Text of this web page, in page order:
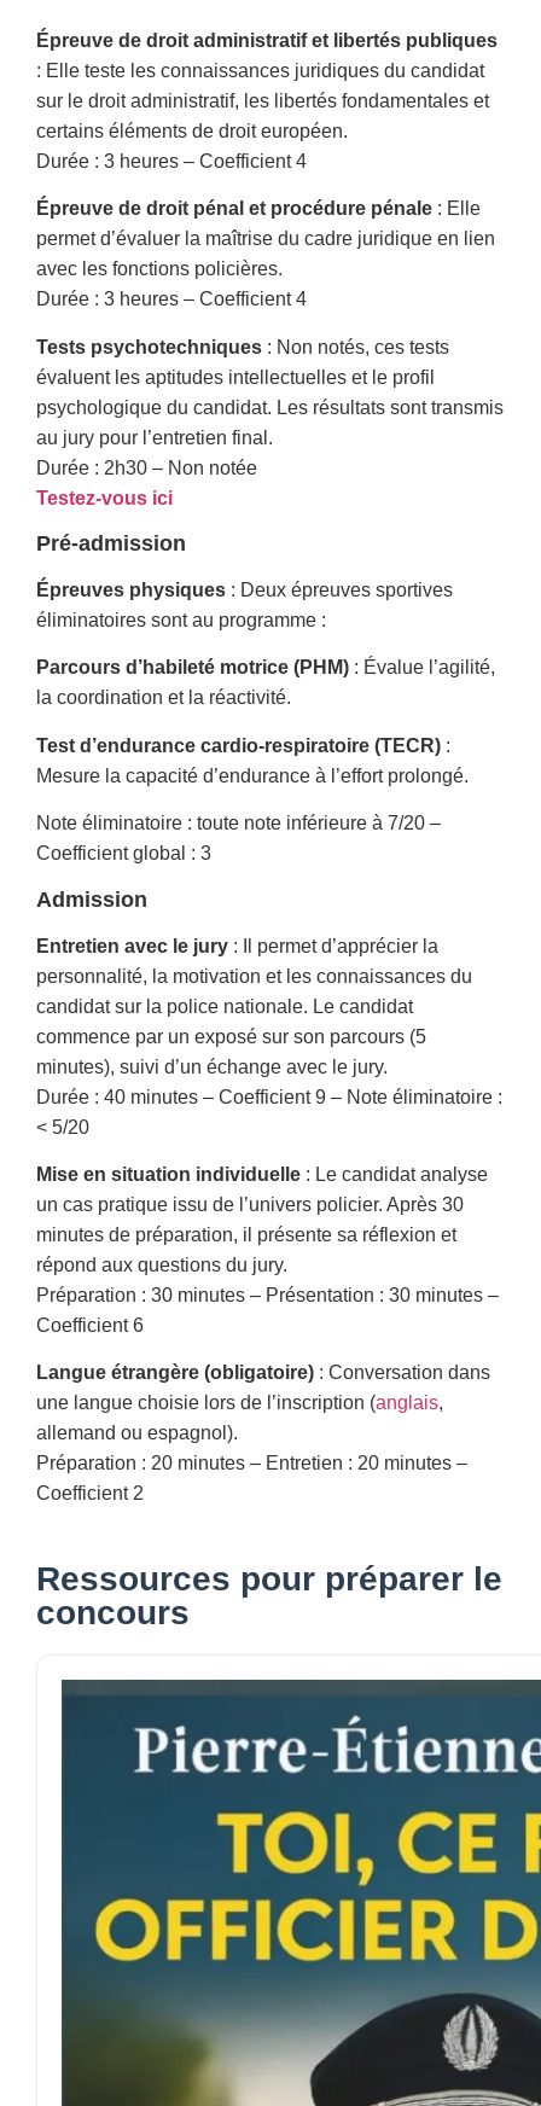
Épreuve de droit administratif et libertés publiques
: Elle teste les connaissances juridiques du candidat
sur le droit administratif, les libertés fondamentales et
certains éléments de droit européen.
Durée : 3 heures – Coefficient 4
Épreuve de droit pénal et procédure pénale : Elle
permet d’évaluer la maîtrise du cadre juridique en lien
avec les fonctions policières.
Durée : 3 heures – Coefficient 4
Tests psychotechniques : Non notés, ces tests
évaluent les aptitudes intellectuelles et le profil
psychologique du candidat. Les résultats sont transmis
au jury pour l’entretien final.
Durée : 2h30 – Non notée
Testez-vous ici
Pré-admission
Épreuves physiques : Deux épreuves sportives
éliminatoires sont au programme :
Parcours d’habileté motrice (PHM) : Évalue l’agilité,
la coordination et la réactivité.
Test d’endurance cardio-respiratoire (TECR) :
Mesure la capacité d’endurance à l’effort prolongé.
Note éliminatoire : toute note inférieure à 7/20 –
Coefficient global : 3
Admission
Entretien avec le jury : Il permet d’apprécier la
personnalité, la motivation et les connaissances du
candidat sur la police nationale. Le candidat
commence par un exposé sur son parcours (5
minutes), suivi d’un échange avec le jury.
Durée : 40 minutes – Coefficient 9 – Note éliminatoire :
< 5/20
Mise en situation individuelle : Le candidat analyse
un cas pratique issu de l’univers policier. Après 30
minutes de préparation, il présente sa réflexion et
répond aux questions du jury.
Préparation : 30 minutes – Présentation : 30 minutes –
Coefficient 6
Langue étrangère (obligatoire) : Conversation dans
une langue choisie lors de l’inscription (anglais,
allemand ou espagnol).
Préparation : 20 minutes – Entretien : 20 minutes –
Coefficient 2
Ressources pour préparer le
concours